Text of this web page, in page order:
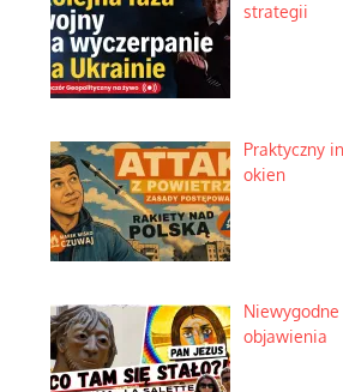
strategii
Praktyczny
okien
objawienia